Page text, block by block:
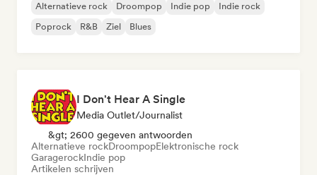
Alternatieve rock Droompop Indie pop
Indie rock
Poprock
R&B Ziel Blues
I Don't Hear A Single
Media Outlet/Journalist
&gt; 2600 gegeven antwoorden
Alternatieve rockDroompopElektronische rock
GaragerockIndie pop
Artikelen schrijven